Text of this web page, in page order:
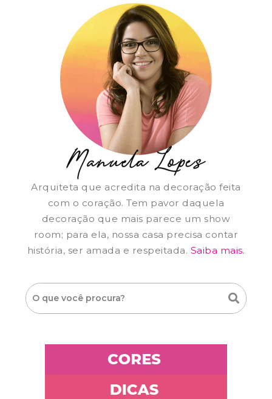
Arquiteta que acredita na decoração feita
com o coração. Tem pavor daquela
decoração que mais parece um show
room; para ela, nossa casa precisa contar
história, ser amada e respeitada. Saiba mais.